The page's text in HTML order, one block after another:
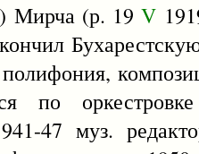
) Мирча (р. 19V
по
47 муз.